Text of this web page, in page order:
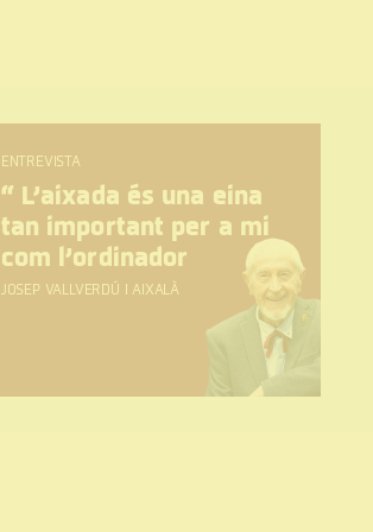
ENTREVISTA
“ L’aixada és una eina
tan important per a mi
com l’ordinador
JOSEP VALLVERDÚ I AIXALÀ